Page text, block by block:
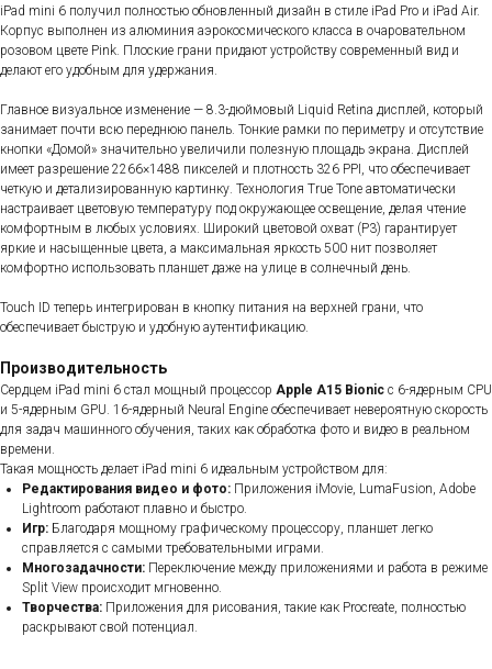
iPad mini 6 получил полностью обновленный дизайн в стиле iPad Pro и iPad Air.
Корпус выполнен из алюминия аэрокосмического класса в очаровательном
розовом цвете Pink. Плоские грани придают устройству современный вид и
делают его удобным для удержания.
Главное визуальное изменение — 8.3-дюймовый Liquid Retina дисплей, который
занимает почти всю переднюю панель. Тонкие рамки по периметру и отсутствие
кнопки «Домой» значительно увеличили полезную площадь экрана. Дисплей
имеет разрешение 2266×1488 пикселей и плотность 326 PPI, что обеспечивает
четкую и детализированную картинку. Технология True Tone автоматически
настраивает цветовую температуру под окружающее освещение, делая чтение
комфортным в любых условиях. Широкий цветовой охват (P3) гарантирует
яркие и насыщенные цвета, а максимальная яркость 500 нит позволяет
комфортно использовать планшет даже на улице в солнечный день.
Touch ID теперь интегрирован в кнопку питания на верхней грани, что
обеспечивает быструю и удобную аутентификацию.
Производительность
Сердцем iPad mini 6 стал мощный процессор Apple A15 Bionic с 6-ядерным CPU
и 5-ядерным GPU. 16-ядерный Neural Engine обеспечивает невероятную скорость
для задач машинного обучения, таких как обработка фото и видео в реальном
времени.
Такая мощность делает iPad mini 6 идеальным устройством для:
Редактирования видео и фото: Приложения iMovie, LumaFusion, Adobe
Lightroom работают плавно и быстро.
Игр: Благодаря мощному графическому процессору, планшет легко
справляется с самыми требовательными играми.
Многозадачности: Переключение между приложениями и работа в режиме
Split View происходит мгновенно.
Творчества: Приложения для рисования, такие как Procreate, полностью
раскрывают свой потенциал.